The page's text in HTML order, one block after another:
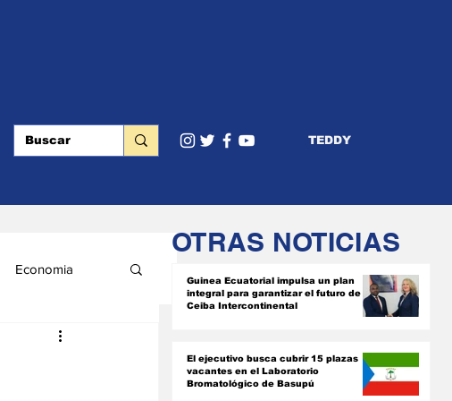
TEDDY
Economia
INTERIOR
OTRAS NOTICIAS
Guinea Ecuatorial impulsa un plan
integral para garantizar el futuro de
Ceiba Intercontinental
El ejecutivo busca cubrir 15 plazas
vacantes en el Laboratorio
Bromatológico de Basupú